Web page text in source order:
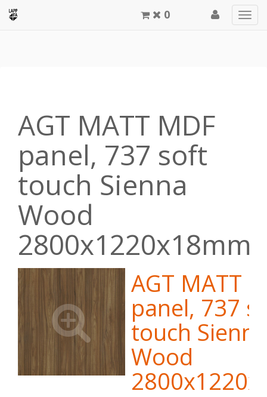
0
AGT MATT MDF
panel, 737 soft
touch Sienna
Wood
2800x1220x18mm
AGT MATT
panel, 737
touch Sienna
Wood